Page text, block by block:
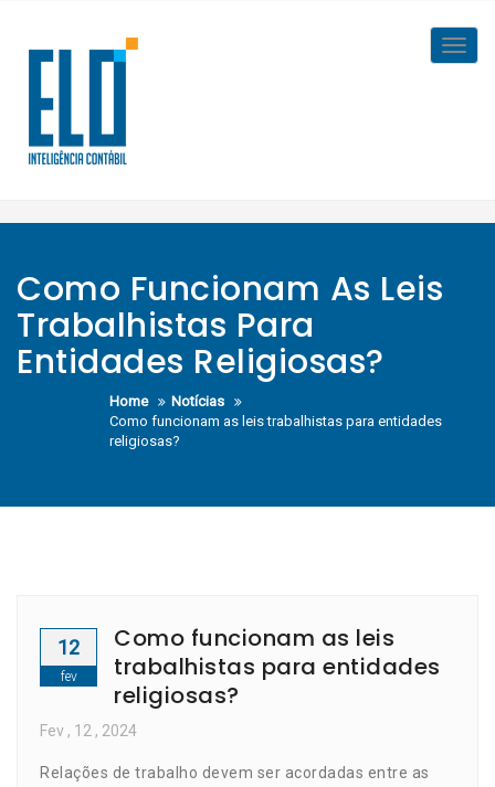
content
Como Funcionam As Leis
Trabalhistas Para
Entidades Religiosas?
Home
Notícias
Como funcionam as leis trabalhistas para entidades
religiosas?
12
fev
Como funcionam as leis
trabalhistas para entidades
religiosas?
Fev , 12 , 2024
Relações de trabalho devem ser acordadas entre as